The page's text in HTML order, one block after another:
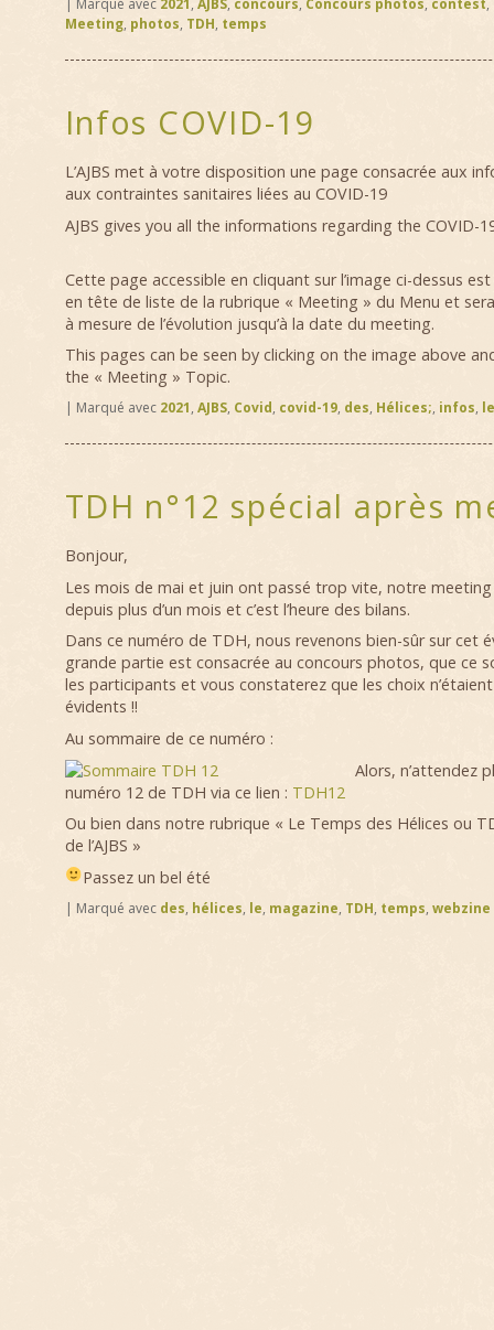
Meeting, photos, TDH, temps
Infos COVID-19
L’AJBS met à votre disposition une page consacrée aux
aux contraintes sanitaires liées au COVID-19
AJBS gives you all the informations regarding the COVID-
Cette page accessible en cliquant sur l’image ci-dessus
en tête de liste de la rubrique « Meeting » du Menu et
à mesure de l’évolution jusqu’à la date du meeting.
This pages can be seen by clicking on the image above
the « Meeting » Topic.
| Marqué avec 2021, AJBS, Covid, covid-19, des, Hélices;, infos, le
TDH n°12 spécial après
Bonjour,
Les mois de mai et juin ont passé trop vite, notre
depuis plus d’un mois et c’est l’heure des bilans.
Dans ce numéro de TDH, nous revenons bien-sûr sur cet
grande partie est consacrée au concours photos, que ce
les participants et vous constaterez que les choix
évidents !!
Au sommaire de ce numéro :
Alors, n’attendez
numéro 12 de TDH via ce lien : TDH12
Ou bien dans notre rubrique « Le Temps des Hélices ou
de l’AJBS »
Passez un bel été
| Marqué avec des, hélices, le, magazine, TDH, temps, webzine